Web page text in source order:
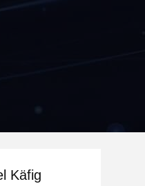
Käfig